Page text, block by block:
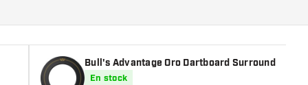
Bull's Advantage Oro Dartboard Surround
En stock